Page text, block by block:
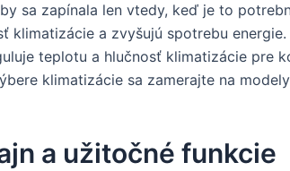
sa zapínala len vtedy, keď je to
klimatizácie a zvyšujú spotrebu energie.
teplotu a hlučnosť klimatizácie pre
klimatizácie sa zamerajte na
a užitočné funkcie